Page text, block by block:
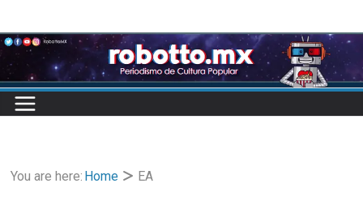
to
content
You are here: Home EA